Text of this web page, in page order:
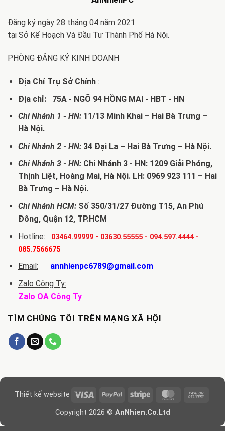
Đăng ký ngày 28 tháng 04 năm 2021
tại Sở Kế Hoạch Và Đầu Tư Thành Phố Hà Nội.
PHÒNG ĐĂNG KÝ KINH DOANH
Địa Chỉ Trụ Sở Chính:
Địa chỉ: 75A - NGÕ 94 HỒNG MAI - HBT - HN
Chi Nhánh 1 - HN:11/13 Minh Khai – Hai Bà Trưng –
Hà Nội.
Chi Nhánh 2 - HN:34 Đại La – Hai Bà Trưng – Hà Nội.
Chi Nhánh 3 - HN:Chi Nhánh 3 - HN: 1209 Giải Phóng,
Thịnh Liệt, Hoàng Mai, Hà Nội. LH: 0969 923 111 – Hai
Bà Trưng – Hà Nội.
Chi Nhánh HCM:Số 350/31/27 Đường T15, An Phú
Đông, Quận 12, TP.HCM
Hotline:
03464.99999- 03630.55555- 094.597.4444-
085.7566675
Email:
annhienpc6789@gmail.com
Zalo Công Ty:
Zalo OA Công Ty
TÌM CHÚNG TÔI TRÊN MẠNG XÃ HỘI
Thiết kế website Visa PayPal Stripe MasterCard
Copyright 2026 © AnNhien.Co.Ltd